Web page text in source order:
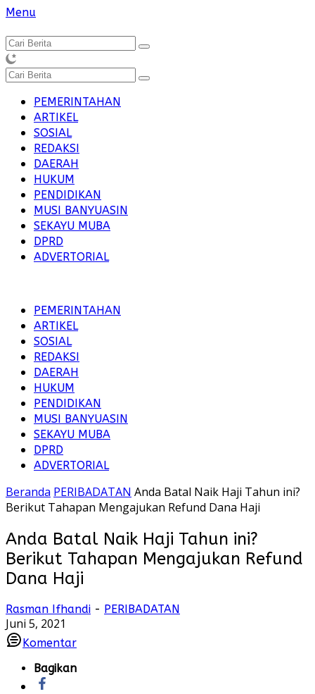
Langsung
konten
Menu
PEMERINTAHAN
ARTIKEL
SOSIAL
REDAKSI
DAERAH
HUKUM
PENDIDIKAN
MUSI BANYUASIN
SEKAYU MUBA
DPRD
ADVERTORIAL
PEMERINTAHAN
ARTIKEL
SOSIAL
REDAKSI
DAERAH
HUKUM
PENDIDIKAN
MUSI BANYUASIN
SEKAYU MUBA
DPRD
ADVERTORIAL
Beranda PERIBADATAN Anda Batal Naik Haji Tahun ini?
Berikut Tahapan Mengajukan Refund Dana Haji
Anda Batal Naik Haji Tahun ini?
Berikut Tahapan Mengajukan Refund
Dana Haji
Rasman Ifhandi - PERIBADATAN
Juni 5, 2021
Komentar
Bagikan